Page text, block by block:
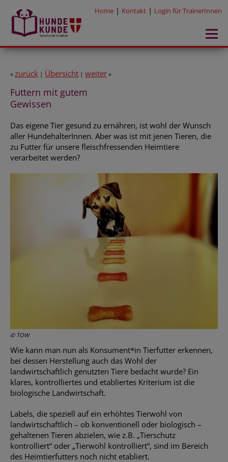
Home | Kontakt | Login für TrainerInnen
«zurück | Übersicht | weiter»
Futtern mit gutem
Gewissen
Das eigene Tier gesund zu ernähren, ist wohl der Wunsch
aller HundehalterInnen. Aber was ist mit jenen Tieren, die
zu Futter für unsere fleischfressenden Heimtiere
verarbeitet werden?
© TOW
Wie kann man nun als Konsument*in Tierfutter erkennen,
bei dessen Herstellung auch das Wohl der
landwirtschaftlich genutzten Tiere bedacht wurde? Ein
klares, kontrolliertes und etabliertes Kriterium ist die
biologische Landwirtschaft.
Labels, die speziell auf ein erhöhtes Tierwohl von
landwirtschaftlich – ob konventionell oder biologisch –
gehaltenen Tieren abzielen, wie z.B. „Tierschutz
kontrolliert“ oder „Tierwohl kontrolliert“, sind im Bereich
des Heimtierfutters noch nicht etabliert.